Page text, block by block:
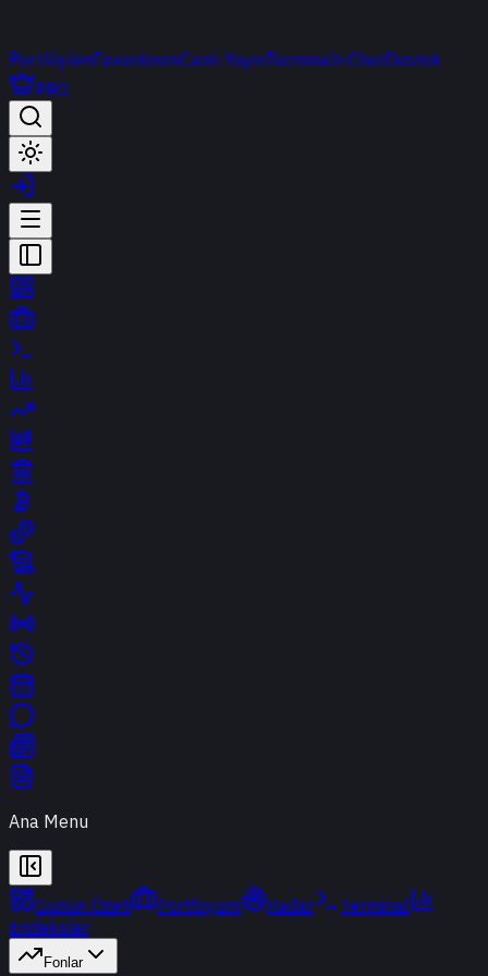
PortföyümFavorilerimCanlı YayınTerminalt-ChatDestek
PRO
Ana Menu
Günün Özeti Portföyüm Radar
Terminal
Endeksler
Fonlar